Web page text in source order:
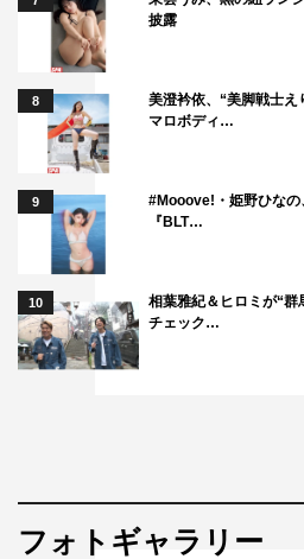
披露
8
美澄衿依、“美脚戦士え
マロボディ…
9
#Mooove!・姫野ひな
『BLT…
10
相葉雅紀＆ヒロミが“
チェック…
フォトギャラリー